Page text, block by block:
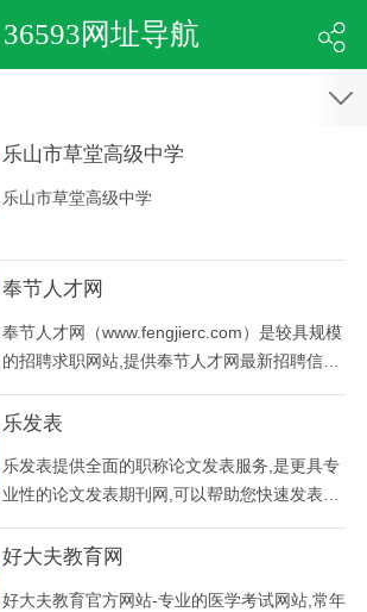
36593网址导航
乐山市草堂高级中学
乐山市草堂高级中学
奉节人才网
奉节人才网（www.fengjierc.com）是较具规模
的招聘求职网站,提供奉节人才网最新招聘信息,
是找奉节才网招聘信息首选,领先的奉节招聘网,
源社会保障局线下合作的网站,奉节求职就上奉
节人才网奉节人才网（https://www.fengjierc
乐发表
乐发表提供全面的职称论文发表服务,是更具专
业性的论文发表期刊网,可以帮助您快速发表论
文.本网站的服务包括:发表中级职称论文、建筑
论文、教师论文、高会论文、林业论文等.
好大夫教育网
好大夫教育官方网站-专业的医学考试网站,常年